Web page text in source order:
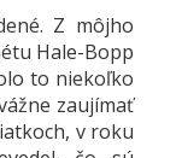
Z môjho
Hale-Bopp
to niekoľko
zaujímať
v roku